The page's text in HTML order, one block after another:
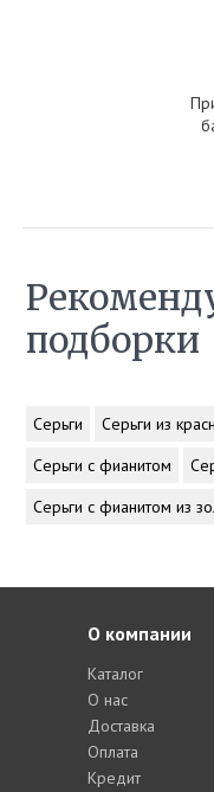
подборки
Серьги Серьги из
Серьги с фианитом
Серьги с фианитом из
О компании
Каталог
О нас
Доставка
Оплата
Кредит